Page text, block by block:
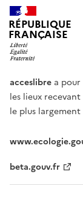
RÉPUBLIQUE
FRANÇAISE
acceslibre a
les lieux
le plus largement
beta.gouv.fr